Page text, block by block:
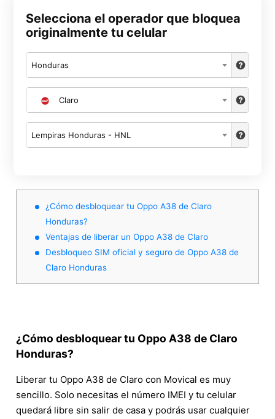
Selecciona el operador que bloquea
originalmente tu celular
Honduras
Claro
Lempiras Honduras - HNL
¿Cómo desbloquear tu Oppo A38 de Claro
Honduras?
Ventajas de liberar un Oppo A38 de Claro
Desbloqueo SIM oficial y seguro de Oppo A38 de
Claro Honduras
¿Cómo desbloquear tu Oppo A38 de Claro
Honduras?
Liberar tu Oppo A38 de Claro con Movical es muy
sencillo. Solo necesitas el número IMEI y tu celular
quedará libre sin salir de casa y podrás usar cualquier